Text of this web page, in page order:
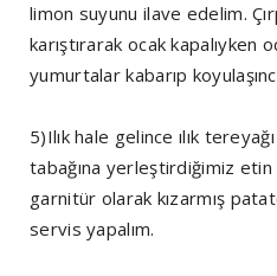
limon suyunu ilave edelim.
karıştırarak ocak kapalıyken
yumurtalar kabarıp
5)Ilık hale gelince ılık
tabağına yerleştirdiğimiz
garnitür olarak kızarmış
servis yapalım.